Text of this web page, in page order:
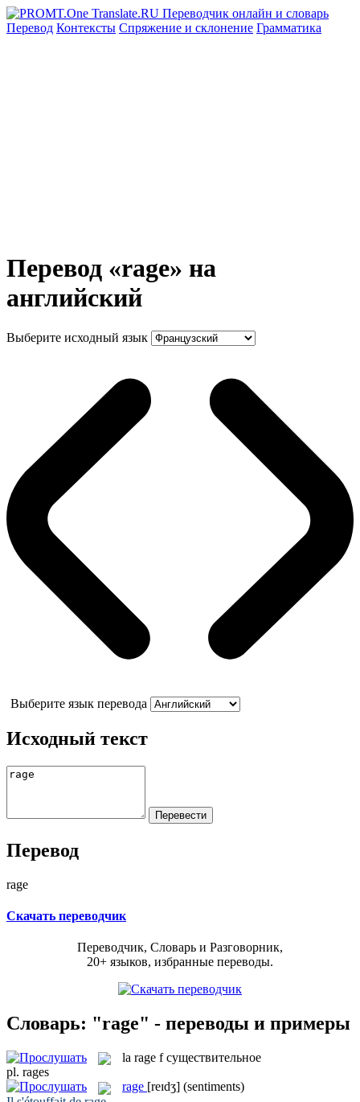
Перевод Контексты Спряжение и склонение Грамматика
Перевод «rage» на
английский
Выберите исходный язык
Выберите язык перевода
Исходный текст
Перевод
rage
Скачать переводчик
Переводчик, Словарь и Разговорник,
20+ языков, избранные переводы.
Словарь: "rage" - переводы и примеры
la rage f существительное
pl. rages
rage [reɪdʒ] (sentiments)